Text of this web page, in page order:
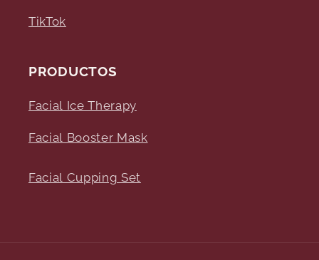
TikTok
PRODUCTOS
Facial Ice Therapy
Facial Booster Mask
Facial Cupping Set